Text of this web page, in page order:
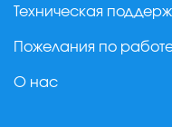
Техническая
Пожелания по
О нас